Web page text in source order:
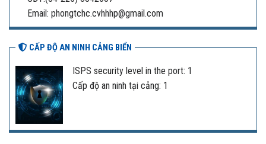
Email: phongtchc.cvhhhp@gmail.com
CẤP ĐỘ AN NINH CẢNG BIỂN
ISPS security level in the port: 1
Cấp độ an ninh tại cảng: 1